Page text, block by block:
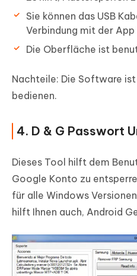
Sie können das USB
Verbindung mit der
Die Oberfläche ist
Nachteile: Die Software
bedienen.
4. D & G Passwort
Dieses Tool hilft dem
Google Konto zu
für alle Windows
hilft Ihnen auch, Android